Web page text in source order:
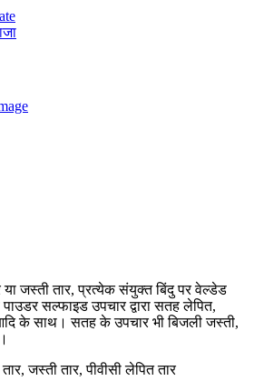
या जस्ती तार, प्रत्येक संयुक्त बिंदु पर वेल्डेड
पाउडर सल्फाइड उपचार द्वारा सतह लेपित,
के साथ। सतह के उपचार भी बिजली जस्ती,
जस्ती तार, पीवीसी लेपित तार